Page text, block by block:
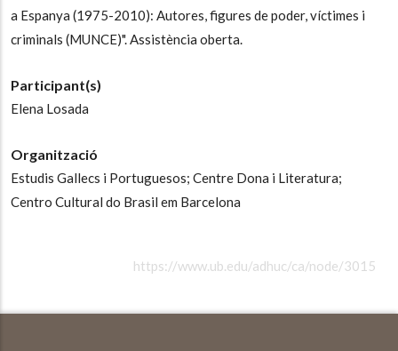
a Espanya (1975-2010): Autores, figures de poder, víctimes i
criminals (MUNCE)". Assistència oberta.
Participant(s)
Elena Losada
Organització
Estudis Gallecs i Portuguesos; Centre Dona i Literatura;
Centro Cultural do Brasil em Barcelona
https://www.ub.edu/adhuc/ca/node/3015